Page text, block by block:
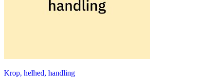
Krop, helhed, handling